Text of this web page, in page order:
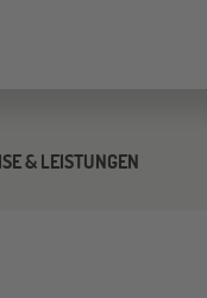
& LEISTUNGEN